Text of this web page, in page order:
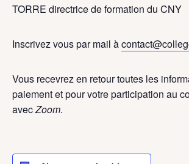
TORRE directrice de formation du CNY
Inscrivez vous par mail à
Vous recevrez en retour toutes les
paiement et pour votre participation au
avecZoom.